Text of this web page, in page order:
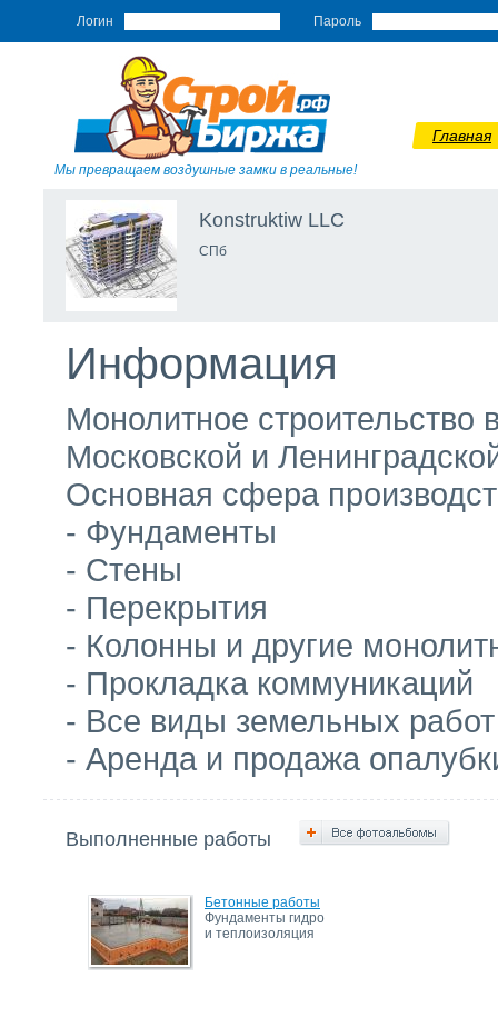
Логин Пароль
Мы превращаем воздушные замки в реальные!
Главная
Konstruktiw LLC
СПб
Информация
Монолитное строительство
Московской и
Основная сфера
- Фундаменты
- Стены
- Перекрытия
- Колонны и другие
- Прокладка коммуникаций
- Все виды земельных работ
- Аренда и продажа
Выполненные работы
Бетонные работы
Фундаменты гидро
и теплоизоляция